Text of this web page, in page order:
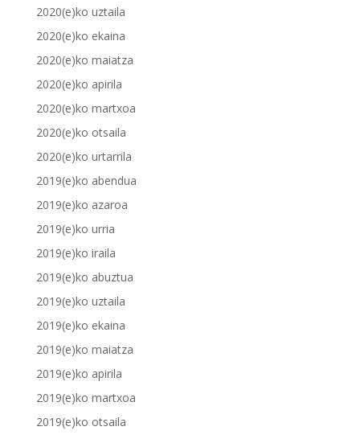
2020(e)ko uztaila
2020(e)ko ekaina
2020(e)ko maiatza
2020(e)ko apirila
2020(e)ko martxoa
2020(e)ko otsaila
2020(e)ko urtarrila
2019(e)ko abendua
2019(e)ko azaroa
2019(e)ko urria
2019(e)ko iraila
2019(e)ko abuztua
2019(e)ko uztaila
2019(e)ko ekaina
2019(e)ko maiatza
2019(e)ko apirila
2019(e)ko martxoa
2019(e)ko otsaila